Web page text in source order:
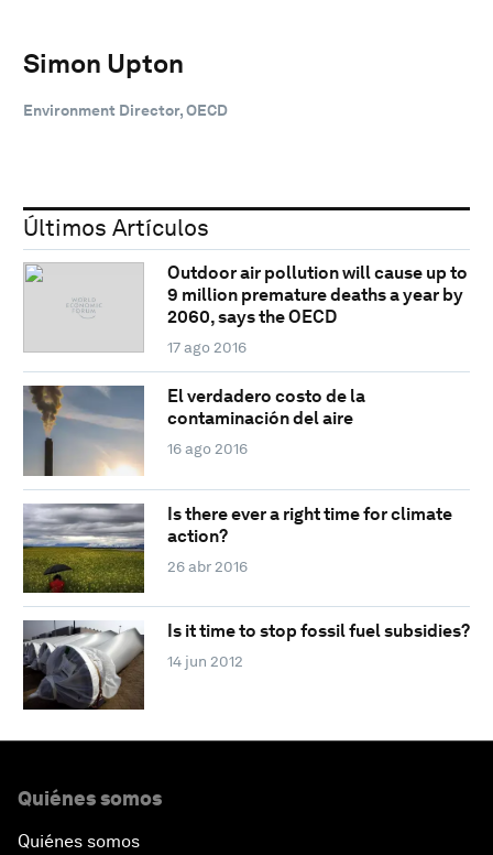
Simon Upton
Environment Director, OECD
Últimos Artículos
Outdoor air pollution will cause up to
9 million premature deaths a year by
2060, says the OECD
17 ago 2016
El verdadero costo de la
contaminación del aire
16 ago 2016
Is there ever a right time for climate
action?
26 abr 2016
Is it time to stop fossil fuel subsidies?
14 jun 2012
Quiénes somos
Quiénes somos